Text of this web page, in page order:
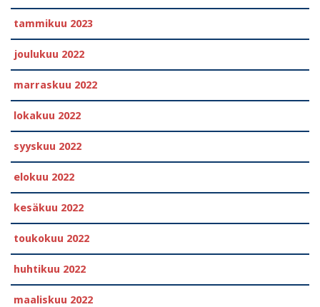
tammikuu 2023
joulukuu 2022
marraskuu 2022
lokakuu 2022
syyskuu 2022
elokuu 2022
kesäkuu 2022
toukokuu 2022
huhtikuu 2022
maaliskuu 2022